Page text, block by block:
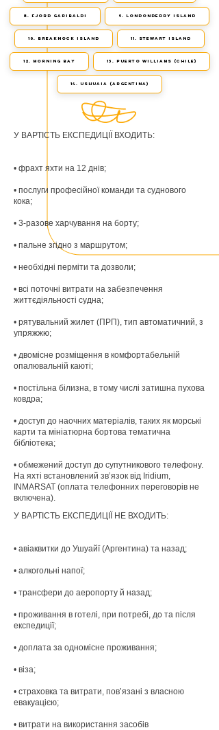
8. Fjord Garibaldi 9. londonderry island
10. Breaknock Island 11. Stewart Island
12. Morning Bay 13. Puerto Williams (Chile)
14. Ushuaia (Argentina)
У ВАРТІСТЬ ЕКСПЕДИЦІЇ ВХОДИТЬ:
• фрахт яхти на 12 днів;
• послуги професійної команди та суднового
кока;
• 3-разове харчування на борту;
• пальне згідно з маршрутом;
• необхідні перміти та дозволи;
• всі поточні витрати на забезпечення
життєдіяльності судна;
• рятувальний жилет (ПРП), тип автоматичний, з
упряжжю;
• двомісне розміщення в комфортабельній
опалювальній каюті;
• постільна білизна, в тому числі затишна пухова
ковдра;
• доступ до наочних матеріалів, таких як морські
карти та мініатюрна бортова тематична
бібліотека;
• обмежений доступ до супутникового телефону.
На яхті встановлений зв’язок від Iridium,
INMARSAT (оплата телефонних переговорів не
включена).
У ВАРТІСТЬ ЕКСПЕДИЦІЇ НЕ ВХОДИТЬ:
• авіаквитки до Ушуайї (Аргентина) та назад;
• алкогольні напої;
• трансфери до аеропорту й назад;
• проживання в готелі, при потребі, до та після
експедиції;
• доплата за одномісне проживання;
• віза;
• страховка та витрати, пов’язані з власною
евакуацією;
• витрати на використання засобів